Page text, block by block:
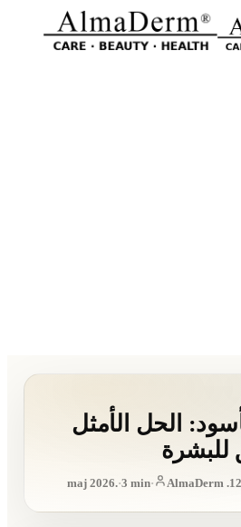
الحل الأمثل
للبشرة
12. maj 2026.
·3 min· AlmaDerm